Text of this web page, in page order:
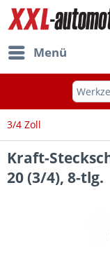
Menü
3/4 Zoll
Kraft-
20 (3/4), 8-tlg.